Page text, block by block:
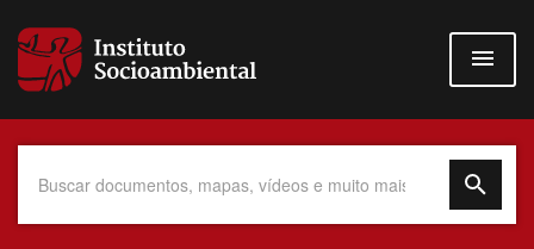
para
conteúdo